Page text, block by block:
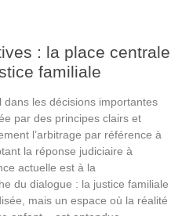
: la place centrale
familiale
dans les décisions importantes
par des principes clairs et
l’arbitrage par référence à
la réponse judiciaire à
actuelle est à la
du dialogue : la justice familiale
mais un espace où la réalité